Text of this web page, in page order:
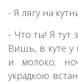
- Я лягу на
- Что ты! Я тут
Вишь, в куте у
и молоко;
украдкою